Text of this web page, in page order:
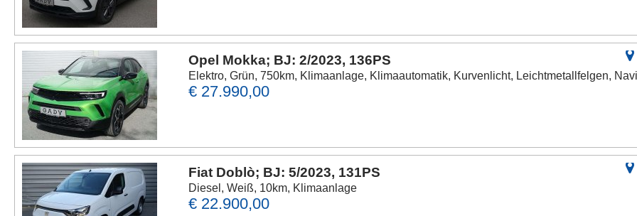
Opel Mokka; BJ: 2/2023, 136PS
Elektro, Grün, 750km, Klimaanlage, Klimaautomatik, Kurvenlicht, Leichtmetallfelgen,
€ 27.990,00
Fiat Doblò; BJ: 5/2023, 131PS
Diesel, Weiß, 10km, Klimaanlage
€ 22.900,00